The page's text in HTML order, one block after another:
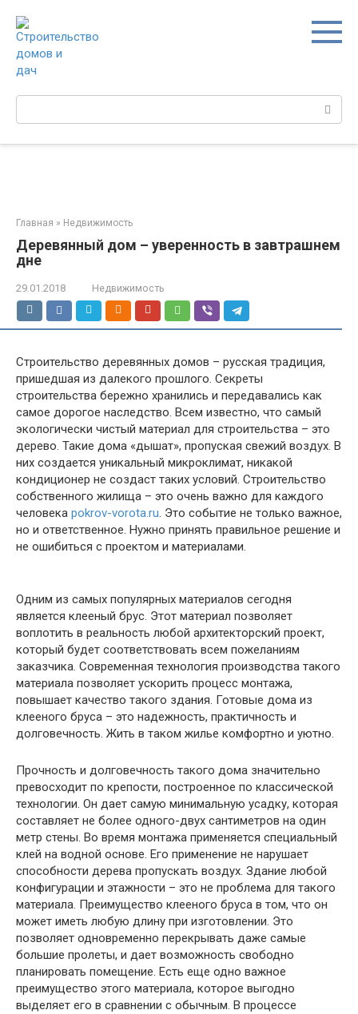
контенту
Главная » Недвижимость
Деревянный дом – уверенность в завтрашнем
дне
29.01.2018 Недвижимость
Строительство деревянных домов – русская традиция,
пришедшая из далекого прошлого. Секреты
строительства бережно хранились и передавались как
самое дорогое наследство. Всем известно, что самый
экологически чистый материал для строительства – это
дерево. Такие дома «дышат», пропуская свежий воздух. В
них создается уникальный микроклимат, никакой
кондиционер не создаст таких условий. Строительство
собственного жилища – это очень важно для каждого
человека pokrov-vorota.ru. Это событие не только важное,
но и ответственное. Нужно принять правильное решение и
не ошибиться с проектом и материалами.
Одним из самых популярных материалов сегодня
является клееный брус. Этот материал позволяет
воплотить в реальность любой архитекторский проект,
который будет соответствовать всем пожеланиям
заказчика. Современная технология производства такого
материала позволяет ускорить процесс монтажа,
повышает качество такого здания. Готовые дома из
клееного бруса – это надежность, практичность и
долговечность. Жить в таком жилье комфортно и уютно.
Прочность и долговечность такого дома значительно
превосходит по крепости, построенное по классической
технологии. Он дает самую минимальную усадку, которая
составляет не более одного-двух сантиметров на один
метр стены. Во время монтажа применяется специальный
клей на водной основе. Его применение не нарушает
способности дерева пропускать воздух. Здание любой
конфигурации и этажности – это не проблема для такого
материала. Преимущество клееного бруса в том, что он
может иметь любую длину при изготовлении. Это
позволяет одновременно перекрывать даже самые
большие пролеты, и дает возможность свободно
планировать помещение. Есть еще одно важное
преимущество этого материала, которое выгодно
выделяет его в сравнении с обычным. В процессе